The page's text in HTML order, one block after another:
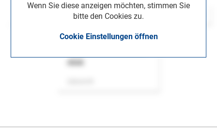
Wenn Sie diese anzeigen möchten, stimmen Sie
bitte den Cookies zu.
Cookie Einstellungen öffnen